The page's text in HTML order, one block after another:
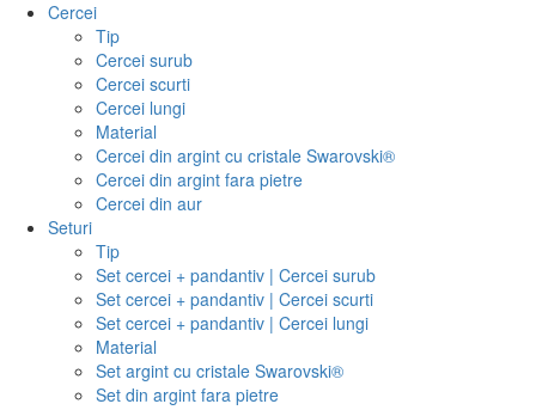
Cercei
Tip
Cercei surub
Cercei scurti
Cercei lungi
Material
Cercei din argint cu cristale Swarovski®
Cercei din argint fara pietre
Cercei din aur
Seturi
Tip
Set cercei + pandantiv | Cercei surub
Set cercei + pandantiv | Cercei scurti
Set cercei + pandantiv | Cercei lungi
Material
Set argint cu cristale Swarovski®
Set din argint fara pietre